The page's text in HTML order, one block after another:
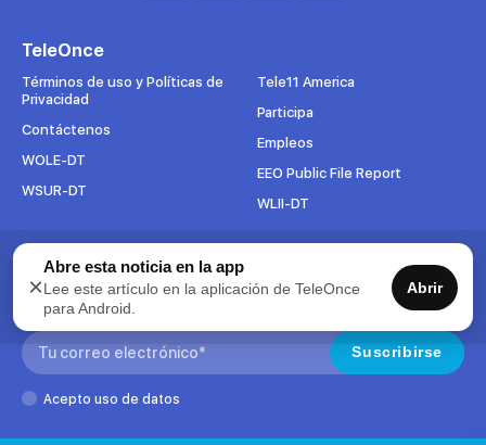
pestañapestañapestañapestaña
TeleOnce
Términos de uso y Políticas de
Privacidad
Contáctenos
WOLE-DT
WSUR-DT
Tele11 America
Participa
Empleos
EEO Public File Report
WLII-DT
Suscríbete al boletín
Para mantenerse al tanto de todo lo que pasa en TeleOnce,
suscríbase ahora a nuestros boletines.
Search: Suscribirse
Acepto uso de datos
×
Abre esta noticia en la app
Lee este artículo en la aplicación de TeleOnce
para Android.
Abrir